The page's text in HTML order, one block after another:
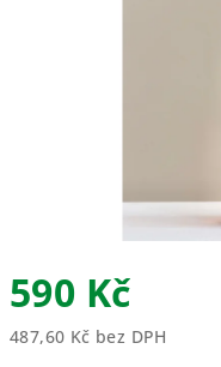
590 Kč
487,60 Kč bez DPH